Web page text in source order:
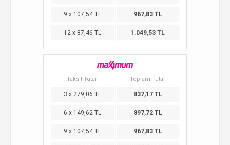
9 x 107,54 TL 967,83 TL
12 x 87,46 TL 1.049,53 TL
Taksit Tutarı Toplam Tutar
3 x 279,06 TL 837,17 TL
6 x 149,62 TL 897,72 TL
9 x 107,54 TL 967,83 TL